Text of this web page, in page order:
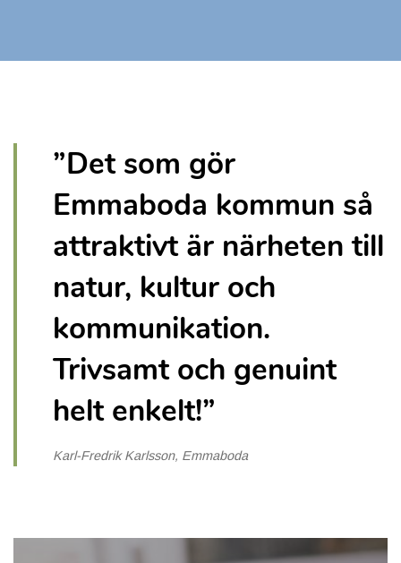
”Det som gör
Emmaboda kommun så
attraktivt är närheten till
natur, kultur och
kommunikation.
Trivsamt och genuint
helt enkelt!”
Karl-Fredrik Karlsson, Emmaboda